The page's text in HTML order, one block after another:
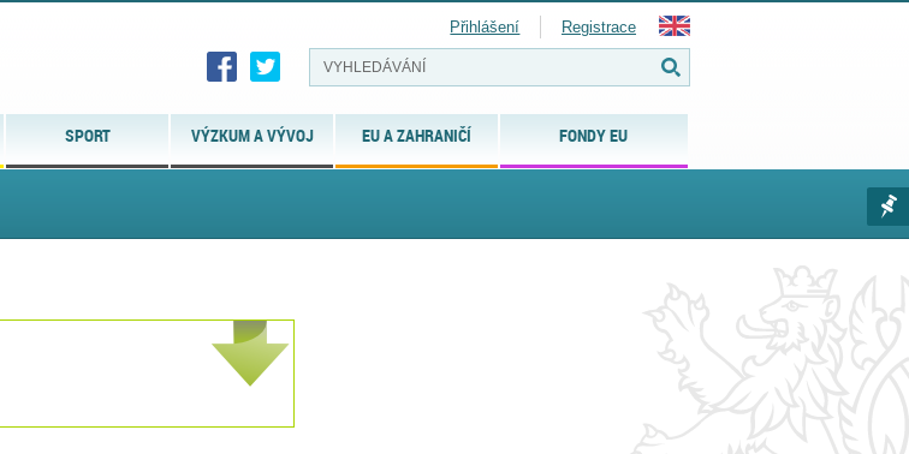
SPORT VÝZKUM A VÝVOJ EU A ZAHRANIČÍ FONDY EU
Přihlášení Registrace